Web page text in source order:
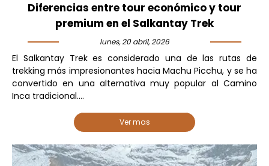
Diferencias entre tour económico y tour
premium en el Salkantay Trek
lunes, 20 abril, 2026
El Salkantay Trek es considerado una de las rutas de
trekking más impresionantes hacia Machu Picchu, y se ha
convertido en una alternativa muy popular al Camino
Inca tradicional....
Ver mas